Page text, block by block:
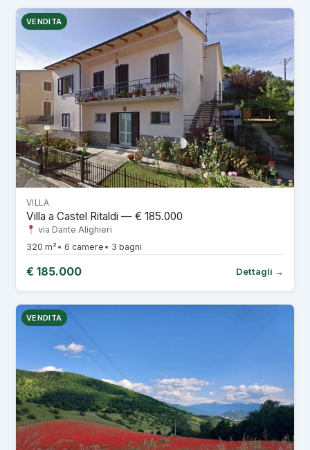
VENDITA
VILLA
Villa a Castel Ritaldi — € 185.000
via Dante Alighieri
320 m²
6 camere 3 bagni
€ 185.000 Dettagli →
VENDITA